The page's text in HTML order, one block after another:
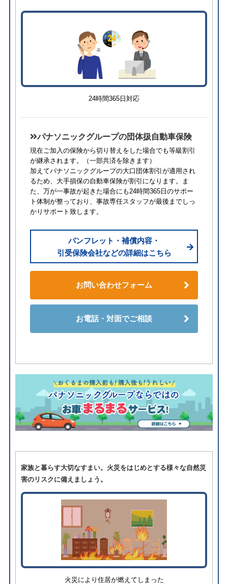
24時間365日対応
パナソニックグループの団体扱自動車保険
現在ご加入の保険から切り替えをした場合でも等級割引
が継承されます。
（一部共済を除きます）
加えてパナソニックグループの大口団体割引が適用され
るため、⼤⼿損保の自動車保険が割引になります。ま
た、万が一事故が起きた場合にも24時間365日のサポー
ト体制が整っており、事故専任スタッフが最後までしっ
かりサポート致します。
パンフレット・補償内容・
引受保険会社などの詳細はこちら
お問い合わせフォーム
お電話・対面でご相談
家族と暮らす大切なすまい。火災をはじめとする様々な自然災
害のリスクに備えましょう。
火災により住居が燃えてしまった